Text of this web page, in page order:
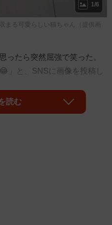
1/6
まる可愛らしい猫ちゃん（提供画
ったら突然屈強で笑った。
」と、SNSに画像を投稿し
読む